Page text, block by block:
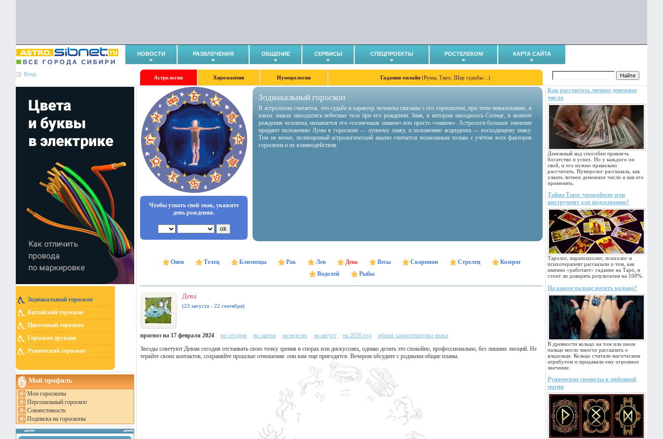
НОВОСТИ РАЗВЛЕЧЕНИЯ ОБЩЕНИЕ СЕРВИСЫ СПЕЦПРОЕКТЫ РОСТЕЛЕКОМ КАРТА САЙТА
Вход
Астрология Хиромантия Нумерология Гадания онлайн (Руны, Таро, Шар судьбы…)
Зодиакальный гороскоп
Китайский гороскоп
Цветочный гороскоп
Гороскоп друидов
Рунический гороскоп
Мой профиль
Мои гороскопы
Персональный гороскоп
Совместимость
Подписка на гороскопы
Как рассчитать личное денежное
число
Денежный код способен привлечь
богатство и успех. Но у каждого он
свой, и его нужно правильно
рассчитать. Нумеролог рассказала, как
узнать личное денежное число и как его
применять.
Тайна Таро: мракобесие или
инструмент для подсознания?
Таролог, парапсихолог, психолог и
психотерапевт рассказали о том, как
именно «работает» гадание на Таро, и
стоит ли доверять результатам на 100%.
На каком пальце носить кольцо?
В древности кольцо на том или ином
пальце могло многое рассказать о
владельце. Кольцо считали магическим
атрибутом и придавали ему огромное
значение.
Рунические символы в любовной
магии
Чтобы узнать свой знак, укажите
день рождения.
Зодиакальный гороскоп
В астрологии считается, что судьба и характер человека связаны с его гороскопом, при этом немаловажно, в
каких знаках находились небесные тела при его рождении. Знак, в котором находилось Солнце, в момент
рождения человека, называется его «солнечным знаком» или просто «знаком». Астрологи большое значение
придают положению Луны в гороскопе — лунному знаку, и положению асцендента — восходящему знаку.
Тем не менее, полноценный астрологический анализ считается возможным только с учётом всех факторов
гороскопа и их взаимодействия.
Овен Телец Близнецы Рак Лев Дева Весы Скорпион Стрелец
Козерог
Водолей
Рыбы
Дева
(23 августа - 22 сентября)
прогноз на 17 февраля 2024 на сегодня на завтра на неделю на август на 2026 год
общая характеристика знака
Звезды советуют Девам сегодня отстаивать свою точку зрения в спорах или дискуссиях, однако делать это спокойно, профессионально, без лишних эмоций. Не
теряйте своих контактов, сохраняйте прошлые отношения: они вам еще пригодятся. Вечером обсудите с родными общие планы.